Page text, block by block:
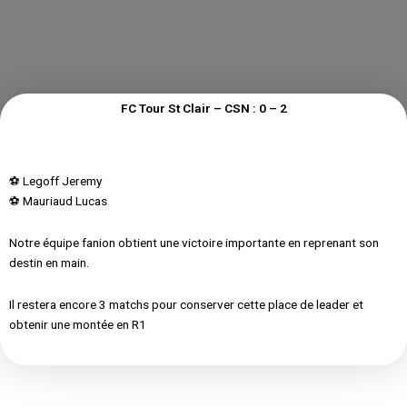
FC Tour St Clair – CSN : 0 – 2
⚽️ Legoff Jeremy
⚽️ Mauriaud Lucas
Notre équipe fanion obtient une victoire importante en reprenant son
destin en main.
Il restera encore 3 matchs pour conserver cette place de leader et
obtenir une montée en R1